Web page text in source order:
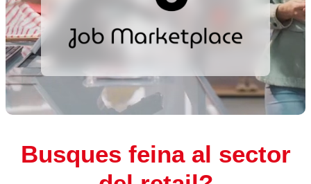
Busques feina al sector